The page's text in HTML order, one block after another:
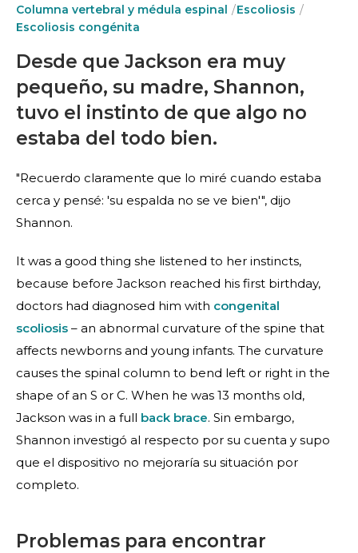
Columna vertebral y médula espinal
Escoliosis
Escoliosis congénita
Desde que Jackson era muy
pequeño, su madre, Shannon,
tuvo el instinto de que algo no
estaba del todo bien.
"Recuerdo claramente que lo miré cuando estaba
cerca y pensé: 'su espalda no se ve bien'", dijo
Shannon.
It was a good thing she listened to her instincts,
because before Jackson reached his first birthday,
doctors had diagnosed him with congenital
scoliosis – an abnormal curvature of the spine that
affects newborns and young infants. The curvature
causes the spinal column to bend left or right in the
shape of an S or C. When he was 13 months old,
Jackson was in a full back brace. Sin embargo,
Shannon investigó al respecto por su cuenta y supo
que el dispositivo no mejoraría su situación por
completo.
Problemas para encontrar